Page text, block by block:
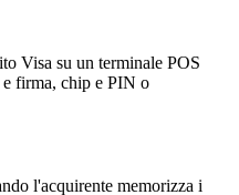
Visa su un terminale POS
firma, chip e PIN o
l'acquirente memorizza i